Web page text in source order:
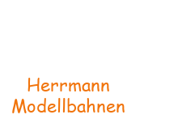
Herrmann
Modellbahnen